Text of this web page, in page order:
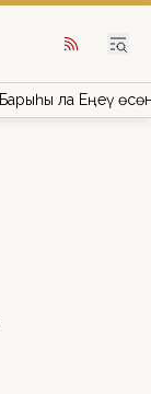
Барыһы ла Еңеү